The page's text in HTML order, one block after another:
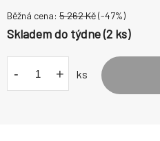
Běžná cena: 5 262Kč(-47%)
Skladem do týdne (2 ks)
- + ks